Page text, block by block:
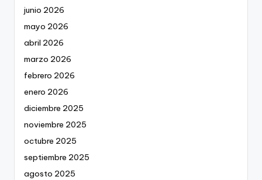
junio 2026
mayo 2026
abril 2026
marzo 2026
febrero 2026
enero 2026
diciembre 2025
noviembre 2025
octubre 2025
septiembre 2025
agosto 2025